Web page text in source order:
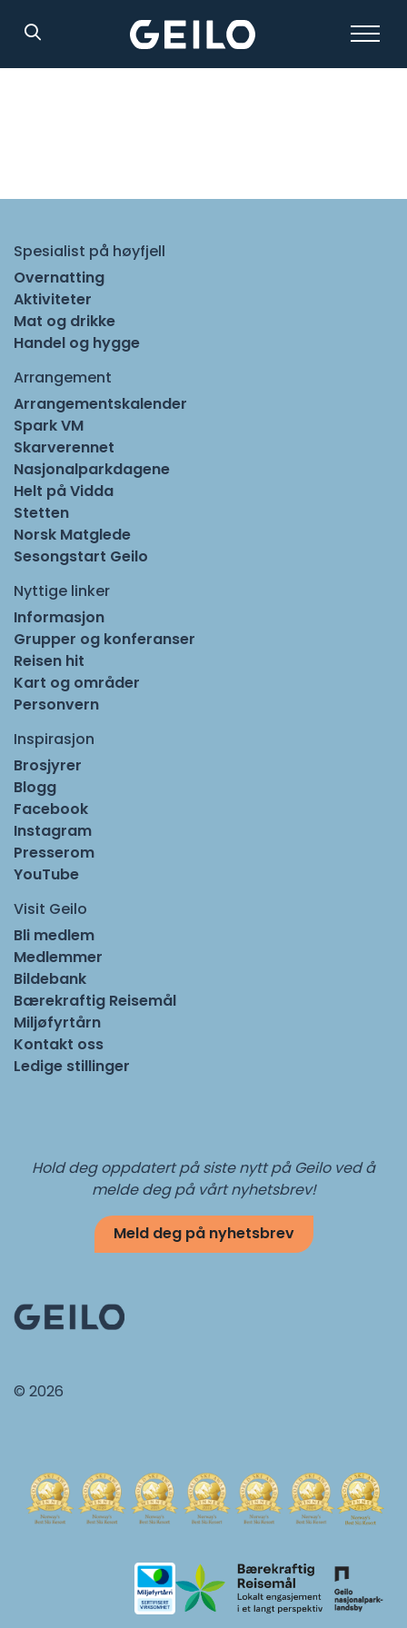
Spesialist på høyfjell
Overnatting
Aktiviteter
Mat og drikke
Handel og hygge
Arrangement
Arrangementskalender
Spark VM
Skarverennet
Nasjonalparkdagene
Helt på Vidda
Stetten
Norsk Matglede
Sesongstart Geilo
Nyttige linker
Informasjon
Grupper og konferanser
Reisen hit
Kart og områder
Personvern
Inspirasjon
Brosjyrer
Blogg
Facebook
Instagram
Presserom
YouTube
Visit Geilo
Bli medlem
Medlemmer
Bildebank
Bærekraftig Reisemål
Miljøfyrtårn
Kontakt oss
Ledige stillinger
Hold deg oppdatert på siste nytt på Geilo ved å
melde deg på vårt nyhetsbrev!
Meld deg på nyhetsbrev
© 2026